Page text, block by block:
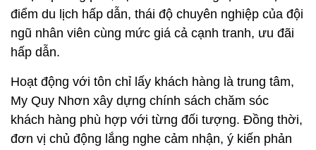
điểm du lịch hấp dẫn, thái độ chuyên nghiệp của đội
ngũ nhân viên cùng mức giá cả cạnh tranh, ưu đãi
hấp dẫn.
Hoạt động với tôn chỉ lấy khách hàng là trung tâm,
My Quy Nhơn xây dựng chính sách chăm sóc
khách hàng phù hợp với từng đối tượng. Đồng thời,
đơn vị chủ động lắng nghe cảm nhận, ý kiến phản